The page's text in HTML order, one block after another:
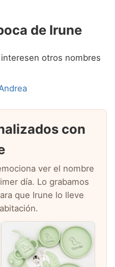
de Irune
otros nombres
con
ver el nombre
día. Lo grabamos
que Irune lo lleve